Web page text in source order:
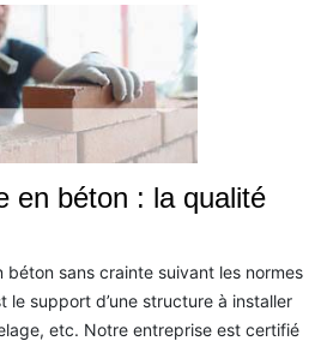
en béton : la qualité
béton sans crainte suivant les normes
le support d’une structure à installer
etc. Notre entreprise est certifié